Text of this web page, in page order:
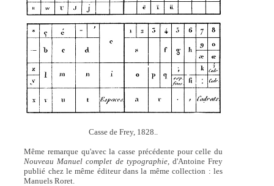
Casse de Frey, 1828..
Même remarque qu'avec la casse précédente pour celle du
Nouveau Manuel complet de typographie, d'Antoine Frey
publié chez le même éditeur dans la même collection : les
Manuels Roret.